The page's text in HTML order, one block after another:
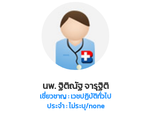
นพ. ฐิติณัฐ จารุฐิติ
เชี่ยวชาญ: เวชปฏิบัติทั่วไป
ประจำ : ไม่ระบุ/none